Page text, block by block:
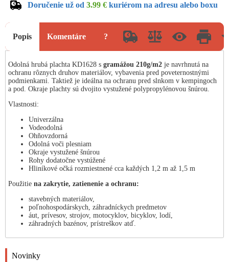
Doručenie už od 3.99 € kuriérom na adresu alebo boxu
Popis Komentáre ?
Odolná hrubá plachta KD1628 s gramážou 210g/m2 je navrhnutá na
ochranu rôznych druhov materiálov, vybavenia pred poveternostnými
podmienkami. Taktiež je ideálna na ochranu pred slnkom v kempingoch
a pod. Okraje plachty sú dvojito vystužené polypropylénovou šnúrou.
Vlastnosti:
Univerzálna
Vodeodolná
Ohňovzdorná
Odolná voči plesniam
Okraje vystužené šnúrou
Rohy dodatočne vystúžené
Hliníkové očká rozmiestnené cca každých 1,2 m až 1,5 m
Použitie na zakrytie, zatienenie a ochranu:
stavebných materiálov,
poľnohospodárskych, záhradníckych predmetov
áut, prívesov, strojov, motocyklov, bicyklov, lodí,
záhradných bazénov, prístreškov atď.
Novinky